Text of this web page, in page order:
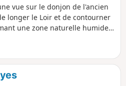
vue sur le donjon de l'ancien
longer le Loir et de contourner
une zone naturelle humide